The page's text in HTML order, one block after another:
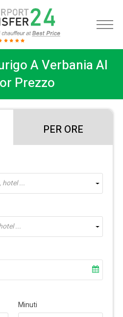
A Verbania Al
Prezzo
PER ORE
hotel ...
...
Minuti